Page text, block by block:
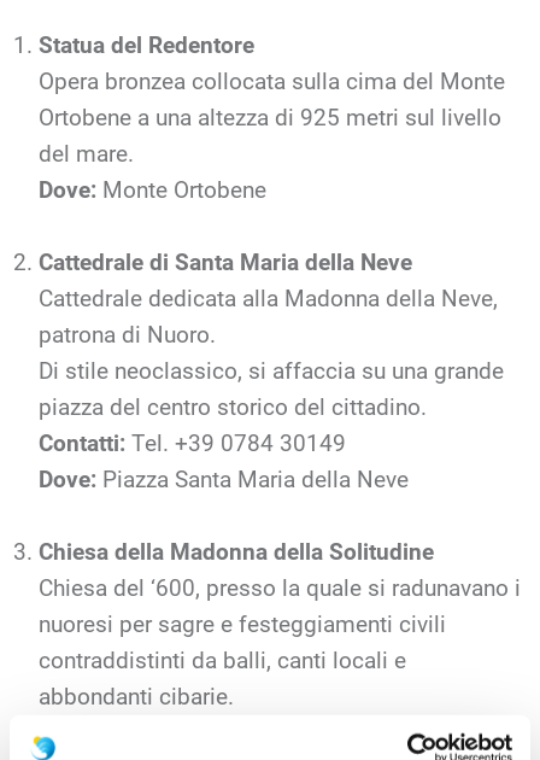
Statua del Redentore
Opera bronzea collocata sulla cima del Monte
Ortobene a una altezza di 925 metri sul livello
del mare.
Dove: Monte Ortobene
Cattedrale di Santa Maria della Neve
Cattedrale dedicata alla Madonna della Neve,
patrona di Nuoro.
Di stile neoclassico, si affaccia su una grande
piazza del centro storico del cittadino.
Contatti: Tel. +39 0784 30149
Dove: Piazza Santa Maria della Neve
Chiesa della Madonna della Solitudine
Chiesa del ‘600, presso la quale si radunavano i
nuoresi per sagre e festeggiamenti civili
contraddistinti da balli, canti locali e
abbondanti cibarie.
Famosa perché nella parete destra custodisce